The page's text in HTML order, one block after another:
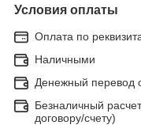
Условия оплаты
Оплата по
Наличными
Денежный перевод
Безналичный
договору/счету)